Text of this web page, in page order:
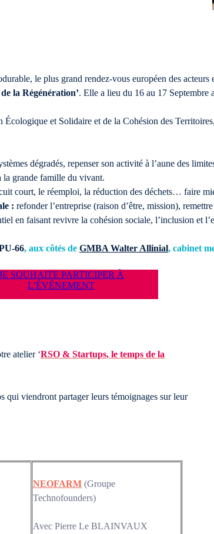
le plus grand rendez-vous européen des
la Régénération’. Elle a lieu du 16 au 17 Septembre
et Solidaire et de la Cohésion des Territoires,
dégradés, repenser son activité à l’aune des
la grande famille du vivant.
court, le réemploi, la réduction des déchets… faire
: refonder l’entreprise (raison d’être, mission),
en faisant revivre la cohésion sociale, l’inclusion et
66, aux côtés de GMBA Walter Allinial, cabinet
SOUHAITE PARTICIPER À
L’ÉVÉNEMENT
atelier ‘RSO & Startups, le temps de la
qui viendront partager leurs témoignages sur leur
NEOFARM (Groupe
Technofounders)
Avec Pierre Le BLAINVAUX